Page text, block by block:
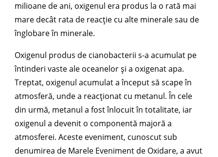
milioane de ani, oxigenul era produs la o rată mai
mare decât rata de reacție cu alte minerale sau de
înglobare în minerale.
Oxigenul produs de cianobacterii s-a acumulat pe
întinderi vaste ale oceanelor și a oxigenat apa.
Treptat, oxigenul acumulat a început să scape în
atmosferă, unde a reacționat cu metanul. În cele
din urmă, metanul a fost înlocuit în totalitate, iar
oxigenul a devenit o componentă majoră a
atmosferei. Aceste eveniment, cunoscut sub
denumirea de Marele Eveniment de Oxidare, a avut